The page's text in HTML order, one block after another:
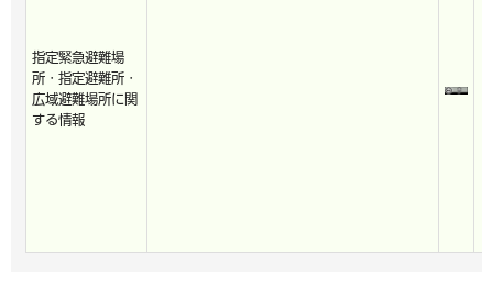
指定緊急避難場
所・指定避難所・
広域避難場所に関
する情報